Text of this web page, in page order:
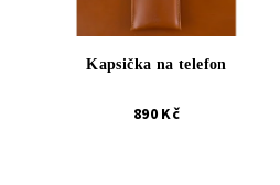
Kapsička na telefon
890 Kč